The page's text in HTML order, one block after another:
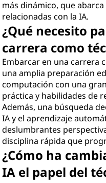
más dinámico, que
relacionadas con la IA.
¿Qué necesito
carrera como
Embarcar en una carrera
una amplia preparación
computación con una
práctica y habilidades de
Además, una búsqueda
IA y el aprendizaje
deslumbrantes
disciplina rápida que
¿Cómo ha
IA el papel del